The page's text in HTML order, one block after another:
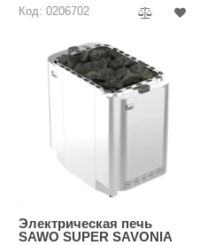
Код: 0206702
Электрическая печь
SAWO SUPER SAVONIA